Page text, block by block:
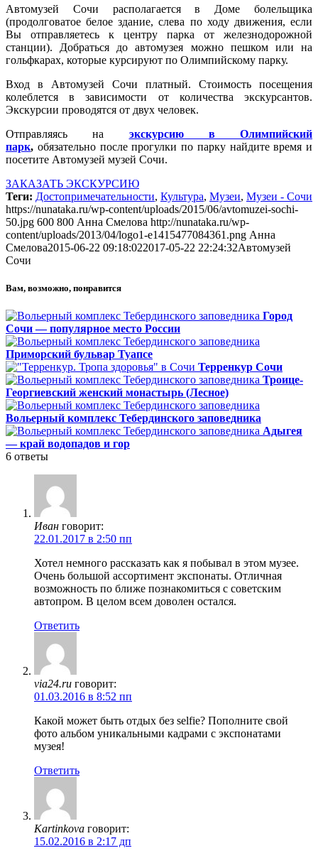
Автомузей Сочи располагается в Доме болельщика
(продолговатое белое здание, слева по ходу движения, если
Вы отправляетесь к центру парка от железнодорожной
станции). Добраться до автомузея можно пешком или на
гольфкарах, которые курсируют по Олимпийскому парку.
Вход в Автомузей Сочи платный. Стоимость посещения
колеблется в зависимости от количества экскурсантов.
Экскурсии проводятся от двух человек.
Отправляясь на экскурсию в Олимпийский
парк, обязательно после прогулки по парку найдите время и
посетите Автомузей музей Сочи.
ЗАКАЗАТЬ ЭКСКУРСИЮ
Теги: Достопримечательности, Культура, Музеи, Музеи - Сочи
https://nunataka.ru/wp-content/uploads/2015/06/avtomuzei-sochi-
50.jpg 600 800 Анна Смелова http://nunataka.ru/wp-
content/uploads/2013/04/logo1-e1415477084361.png Анна
Смелова2015-06-22 09:18:022017-05-22 22:24:32Автомузей
Сочи
Вам, возможно, понравится
Город
Сочи — популярное место России
Приморский бульвар Туапсе
Терренкур Сочи
Троице-
Георгиевский женский монастырь (Лесное)
Вольерный комплекс Тебердинского заповедника
Адыгея
— край водопадов и гор
6 ответы
Иван говорит:
22.01.2017 в 2:50 пп
Хотел немного рассказать как я побывал в этом музее.
Очень большой ассортимент экспонаты. Отличная
возможность по ближе познакомиться с советским
автопром. В целом всем доволен остался.
Ответить
via24.ru говорит:
01.03.2016 в 8:52 пп
Какой может быть отдых без selfie? Пополните свой
фото альбом уникальными кадрами с экспонатами
музея!
Ответить
Kartinkova говорит:
15.02.2016 в 2:17 дп